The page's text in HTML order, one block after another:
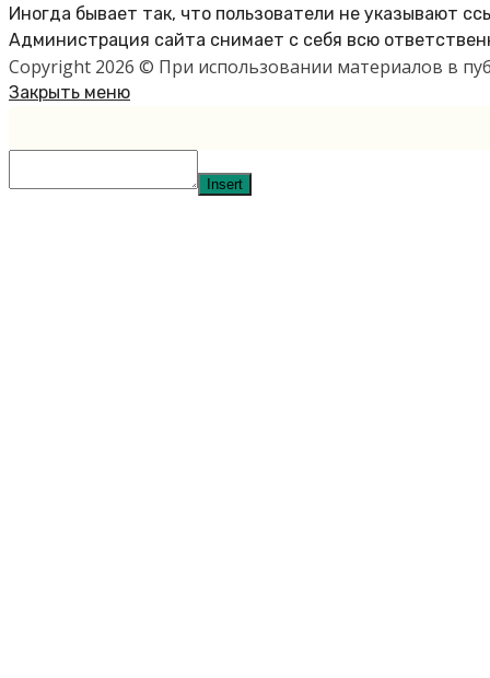
Иногда бывает так, что пользователи не указывают
Администрация сайта снимает с себя всю
Copyright 2026 © При использовании материалов в
Закрыть меню
Insert